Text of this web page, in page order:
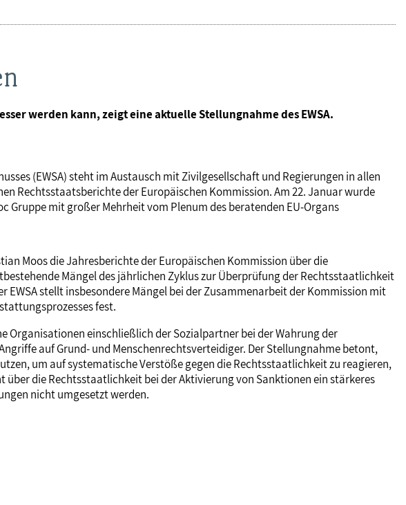
werden kann, zeigt eine aktuelle Stellungnahme des EWSA.
(EWSA) steht im Austausch mit Zivilgesellschaft und Regierungen in allen
Rechtsstaatsberichte der Europäischen Kommission. Am 22. Januar wurde
Gruppe mit großer Mehrheit vom Plenum des beratenden EU-Organs
Moos die Jahresberichte der Europäischen Kommission über die
Mängel des jährlichen Zyklus zur Überprüfung der Rechtsstaatlichkeit
EWSA stellt insbesondere Mängel bei der Zusammenarbeit der Kommission mit
fest.
einschließlich der Sozialpartner bei der Wahrung der
auf Grund- und Menschenrechtsverteidiger. Der Stellungnahme betont,
um auf systematische Verstöße gegen die Rechtsstaatlichkeit zu reagieren,
die Rechtsstaatlichkeit bei der Aktivierung von Sanktionen ein stärkeres
nicht umgesetzt werden.